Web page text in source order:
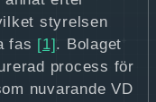
styrelsen
fas [1] . Bolaget
process för
nuvarande VD